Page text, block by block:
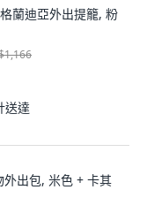
蘭迪亞外出提籠, 粉
送達
出包, 米色 + 卡其